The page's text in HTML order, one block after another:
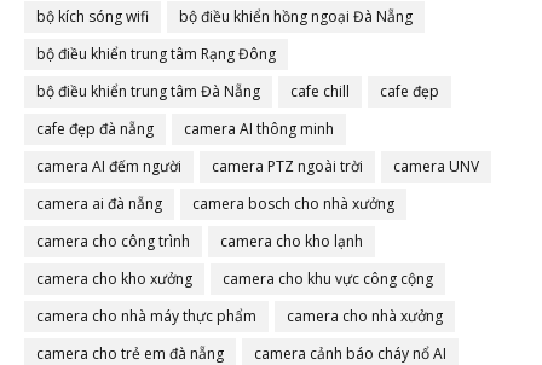
bộ kích sóng wifi
bộ điều khiển hồng ngoại Đà Nẵng
bộ điều khiển trung tâm Rạng Đông
bộ điều khiển trung tâm Đà Nẵng
cafe chill
cafe đẹp
cafe đẹp đà nẵng
camera AI thông minh
camera AI đếm người
camera PTZ ngoài trời
camera UNV
camera ai đà nẵng
camera bosch cho nhà xưởng
camera cho công trình
camera cho kho lạnh
camera cho kho xưởng
camera cho khu vực công cộng
camera cho nhà máy thực phẩm
camera cho nhà xưởng
camera cho trẻ em đà nẵng
camera cảnh báo cháy nổ AI